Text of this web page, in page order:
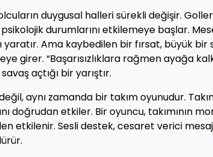
duygusal halleri sürekli değişir. Goller,
durumlarını etkilemeye başlar.
Ama kaybedilen bir fırsat, büyük bir
girer. “Başarısızlıklara rağmen ayağa
açtığı bir yarıştır.
aynı zamanda bir takım oyunudur.
doğrudan etkiler. Bir oyuncu, takımının
etkilenir. Sesli destek, cesaret verici